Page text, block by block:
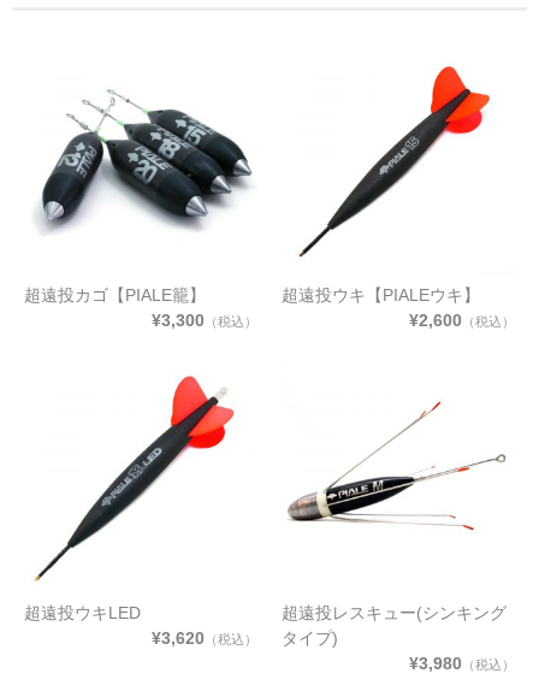
超遠投カゴ【PIALE籠】
¥3,300 （税込）
超遠投ウキ【PIALEウキ】
¥2,600 （税込）
超遠投ウキLED
¥3,620 （税込）
超遠投レスキュー(シンキング
タイプ)
¥3,980 （税込）